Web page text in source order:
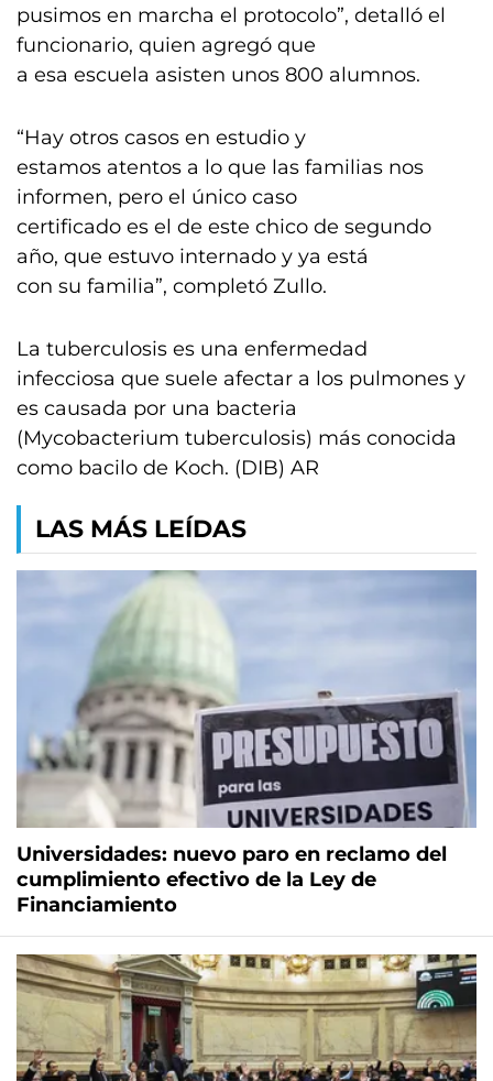
pusimos en marcha el protocolo”, detalló el
funcionario, quien agregó que
a esa escuela asisten unos 800 alumnos.
“Hay otros casos en estudio y
estamos atentos a lo que las familias nos
informen, pero el único caso
certificado es el de este chico de segundo
año, que estuvo internado y ya está
con su familia”, completó Zullo.
La tuberculosis es una enfermedad
infecciosa que suele afectar a los pulmones y
es causada por una bacteria
(Mycobacterium tuberculosis) más conocida
como bacilo de Koch. (DIB) AR
LAS MÁS LEÍDAS
Universidades: nuevo paro en reclamo del
cumplimiento efectivo de la Ley de
Financiamiento